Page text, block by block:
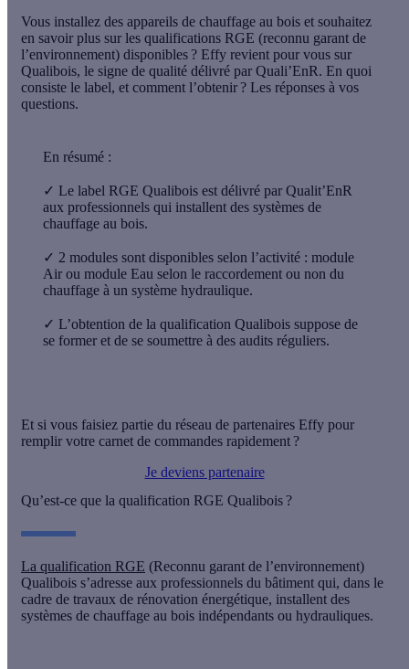
Vous installez des appareils de chauffage au bois et souhaitez
en savoir plus sur les qualifications RGE (reconnu garant de
l’environnement) disponibles ? Effy revient pour vous sur
Qualibois, le signe de qualité délivré par Quali’EnR. En quoi
consiste le label, et comment l’obtenir ? Les réponses à vos
questions.
En résumé :
✓ Le label RGE Qualibois est délivré par Qualit’EnR
aux professionnels qui installent des systèmes de
chauffage au bois.
✓ 2 modules sont disponibles selon l’activité : module
Air ou module Eau selon le raccordement ou non du
chauffage à un système hydraulique.
✓ L’obtention de la qualification Qualibois suppose de
se former et de se soumettre à des audits réguliers.
Et si vous faisiez partie du réseau de partenaires Effy pour
remplir votre carnet de commandes rapidement ?
Je deviens partenaire
Qu’est-ce que la qualification RGE Qualibois ?
La qualification RGE (Reconnu garant de l’environnement)
Qualibois s’adresse aux professionnels du bâtiment qui, dans le
cadre de travaux de rénovation énergétique, installent des
systèmes de chauffage au bois indépendants ou hydrauliques.